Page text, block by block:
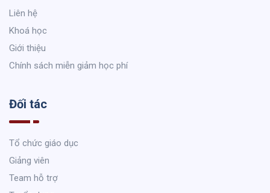
Liên hệ
Khoá học
Giới thiệu
Chính sách miễn giảm học phí
Đối tác
Tổ chức giáo dục
Giảng viên
Team hỗ trợ